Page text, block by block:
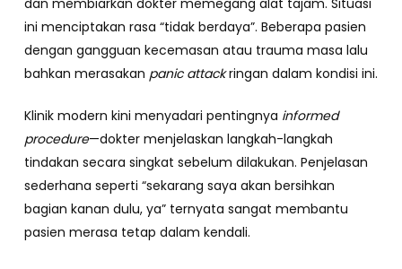
dan membiarkan dokter memegang alat tajam. Situasi
ini menciptakan rasa “tidak berdaya”. Beberapa pasien
dengan gangguan kecemasan atau trauma masa lalu
bahkan merasakan panic attackringan dalam kondisi ini.
Klinik modern kini menyadari pentingnya informed
procedure—dokter menjelaskan langkah-langkah
tindakan secara singkat sebelum dilakukan. Penjelasan
sederhana seperti “sekarang saya akan bersihkan
bagian kanan dulu, ya” ternyata sangat membantu
pasien merasa tetap dalam kendali.